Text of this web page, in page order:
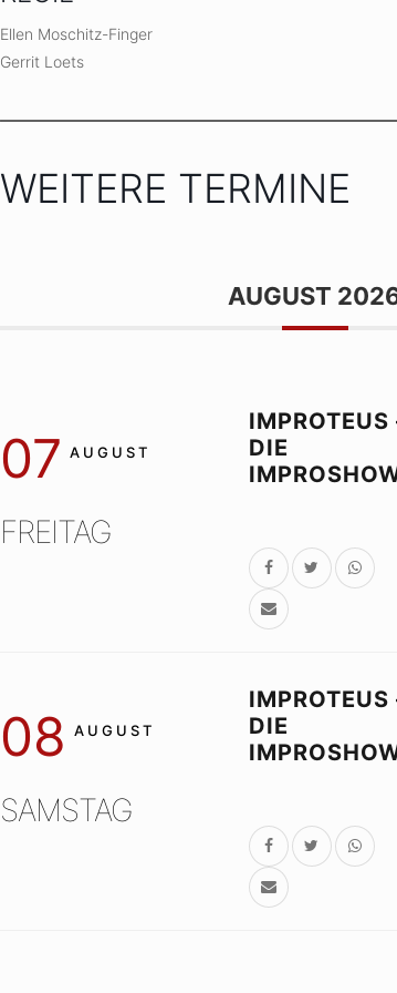
Ellen Moschitz-Finger
Gerrit Loets
WEITERE TERMINE
AUGUST
07 AUGUST
FREITAG
IMPROTEUS
DIE
08 AUGUST
SAMSTAG
IMPROTEUS
DIE